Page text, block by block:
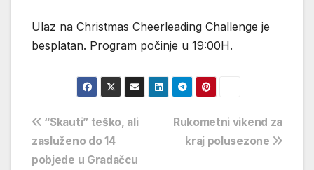
Ulaz na Christmas Cheerleading Challenge je
besplatan. Program počinje u 19:00H.
Navigacija
objava
Rukometni vikend za
kraj polusezone
“Skauti” teško, ali
zasluženo do 14
pobjede u Gradačcu